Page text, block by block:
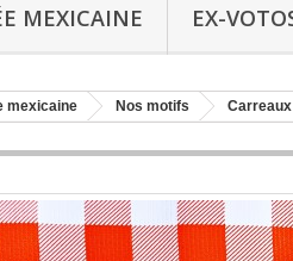
MEXICAINE EX-
mexicaine Nos motifs Carreaux